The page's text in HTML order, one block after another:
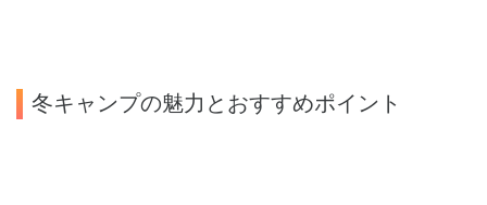
冬キャンプの魅力とおすすめポイント